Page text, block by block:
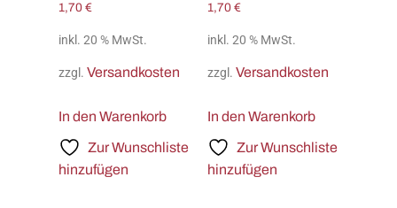
1,70 €
inkl. 20 % MwSt.
zzgl. Versandkosten
In den Warenkorb
Zur Wunschliste
hinzufügen
1,70 €
inkl. 20 % MwSt.
zzgl. Versandkosten
In den Warenkorb
Zur Wunschliste
hinzufügen